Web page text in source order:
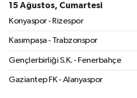
15 Ağustos, Cumartesi
Konyaspor - Rizespor
Kasımpaşa - Trabzonspor
Gençlerbirliği S.K. - Fenerbahçe
Gaziantep FK - Alanyaspor